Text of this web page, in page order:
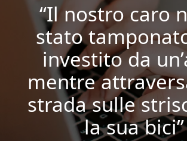
“Il nostro caro
stato
investito da
mentre
strada sulle
la sua bici”